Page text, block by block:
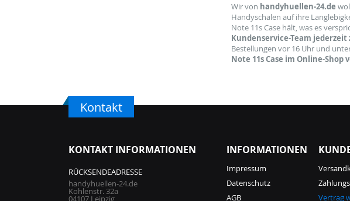
Wir von handyhuellen-24.de
Handyschalen auf ihre
Note 11s Case hält, was es
Kundenservice-Team jederzeit
Bestellungen vor 16 Uhr und
Note 11s Case im Online-Shop
Kontakt
KONTAKT INFORMATIONEN
RÜCKSENDEADRESSE
handyhuellen-24.de
Kohlenstr. 32a
04107 Leipzig
INFORMATIONEN
Impressum
Datenschutz
AGB
Vertrag